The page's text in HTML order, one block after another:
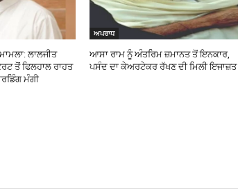
ਲਾਲਜੀਤ
ਤੋਂ ਫਿਲਹਾਲ ਰਾਹਤ
ਮੰਗੀ
ਅਪਰਾਧ
ਆਸਾ ਰਾਮ ਨੂੰ ਅੰਤਰਿਮ ਜ਼ਮਾਨਤ ਤੋਂ ਇਨਕਾਰ,
ਪਸੰਦ ਦਾ ਕੇਅਰਟੇਕਰ ਰੱਖਣ ਦੀ ਮਿਲੀ ਇਜਾਜ਼ਤ